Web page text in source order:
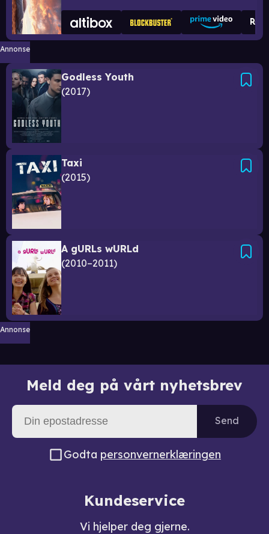
Annonse
Godless Youth
2017
Taxi
2015
A gURLs wURLd
2010–2011
Annonse
Meld deg på vårt nyhetsbrev
Send
Godta personvernerklæringen
Kundeservice
Vi hjelper deg gjerne.